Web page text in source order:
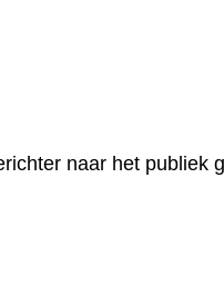
naar het publiek